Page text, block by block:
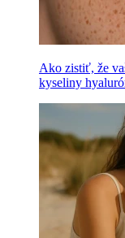
Ako zistiť, že
kyseliny